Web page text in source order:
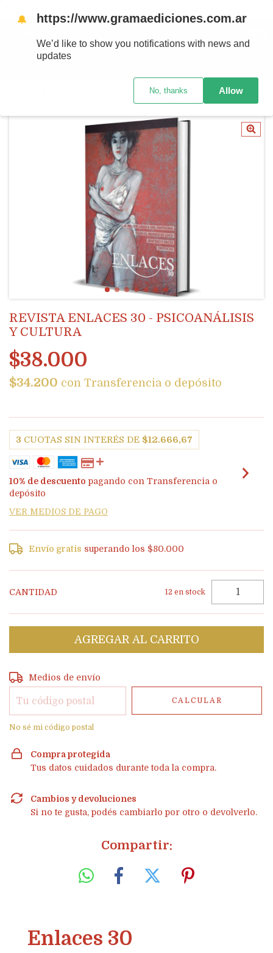
POLÍTICA, CULTURA Y LAZO SOCIAL
Revista ENLACES 30 - Psicoanálisis y Cultura
REVISTA ENLACES 30 - PSICOANÁLISIS
Y CULTURA
$38.000
$34.200 con Transferencia o depósito
3 CUOTAS SIN INTERÉS DE $12.666,67
10% de descuento pagando con Transferencia o
depósito
VER MEDIOS DE PAGO
Envío gratis superando los $80.000
CANTIDAD 12 en stock
Entregas para el CP:
Medios de envío
CALCULAR
No sé mi código postal
Compra protegida
Tus datos cuidados durante toda la compra.
Cambios y devoluciones
Si no te gusta, podés cambiarlo por otro o devolverlo.
Compartir:
Enlaces 30
🔔 https://www.gramaediciones.com.ar
We’d like to show you notifications with news and
updates
No, thanks Allow